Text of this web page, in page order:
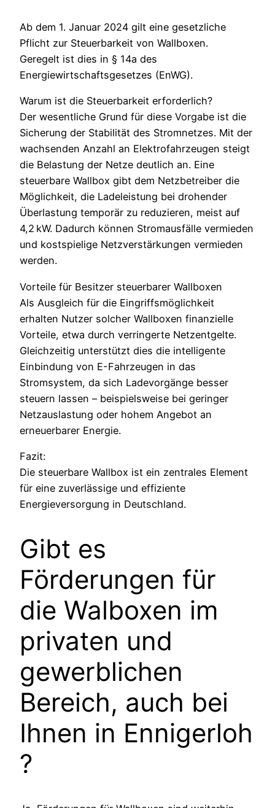
Ab dem 1. Januar 2024 gilt eine gesetzliche
Pflicht zur Steuerbarkeit von Wallboxen.
Geregelt ist dies in § 14a des
Energiewirtschaftsgesetzes (EnWG).
Warum ist die Steuerbarkeit erforderlich?
Der wesentliche Grund für diese Vorgabe ist die
Sicherung der Stabilität des Stromnetzes. Mit der
wachsenden Anzahl an Elektrofahrzeugen steigt
die Belastung der Netze deutlich an. Eine
steuerbare Wallbox gibt dem Netzbetreiber die
Möglichkeit, die Ladeleistung bei drohender
Überlastung temporär zu reduzieren, meist auf
4,2 kW. Dadurch können Stromausfälle vermieden
und kostspielige Netzverstärkungen vermieden
werden.
Vorteile für Besitzer steuerbarer Wallboxen
Als Ausgleich für die Eingriffsmöglichkeit
erhalten Nutzer solcher Wallboxen finanzielle
Vorteile, etwa durch verringerte Netzentgelte.
Gleichzeitig unterstützt dies die intelligente
Einbindung von E-Fahrzeugen in das
Stromsystem, da sich Ladevorgänge besser
steuern lassen – beispielsweise bei geringer
Netzauslastung oder hohem Angebot an
erneuerbarer Energie.
Fazit:
Die steuerbare Wallbox ist ein zentrales Element
für eine zuverlässige und effiziente
Energieversorgung in Deutschland.
Gibt es
Förderungen für
die Walboxen im
privaten und
gewerblichen
Bereich, auch bei
Ihnen in Ennigerloh
?